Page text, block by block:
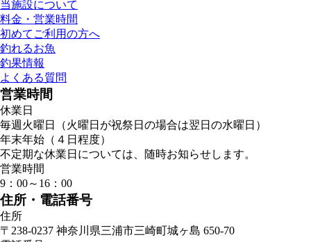
当施設について
料金・営業時間
初めてご利用の方へ
釣れるお魚
釣果情報
よくある質問
営業時間
休業日
毎週火曜日（火曜日が祝祭日の場合は翌日の水曜日）
年末年始（４日程度）
不定期な休業日については、随時お知らせします。
営業時間
9：00～16：00
住所・電話番号
住所
〒238-0237 神奈川県三浦市三崎町城ヶ島 650-70